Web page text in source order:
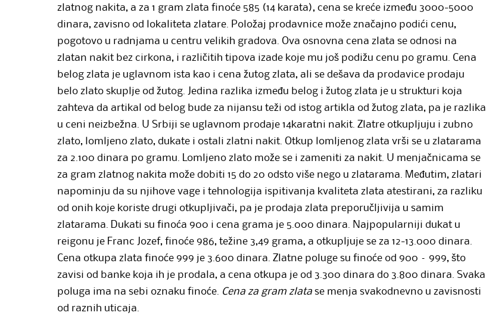
zlatnog nakita, a za 1 gram zlata finoće 585 (14 karata), cena se kreće između 3000-5000
dinara, zavisno od lokaliteta zlatare. Položaj prodavnice može značajno podići cenu,
pogotovo u radnjama u centru velikih gradova. Ova osnovna cena zlata se odnosi na
zlatan nakit bez cirkona, i različitih tipova izade koje mu još podižu cenu po gramu. Cena
belog zlata je uglavnom ista kao i cena žutog zlata, ali se dešava da prodavice prodaju
belo zlato skuplje od žutog. Jedina razlika između belog i žutog zlata je u strukturi koja
zahteva da artikal od belog bude za nijansu teži od istog artikla od žutog zlata, pa je razlika
u ceni neizbežna. U Srbiji se uglavnom prodaje 14karatni nakit. Zlatre otkupljuju i zubno
zlato, lomljeno zlato, dukate i ostali zlatni nakit. Otkup lomljenog zlata vrši se u zlatarama
za 2.100 dinara po gramu. Lomljeno zlato može se i zameniti za nakit. U menjačnicama se
za gram zlatnog nakita može dobiti 15 do 20 odsto više nego u zlatarama. Međutim, zlatari
napominju da su njihove vage i tehnologija ispitivanja kvaliteta zlata atestirani, za razliku
od onih koje koriste drugi otkupljivači, pa je prodaja zlata preporučljivija u samim
zlatarama. Dukati su finoća 900 i cena grama je 5.000 dinara. Najpopularniji dukat u
reigonu je Franc Jozef, finoće 986, težine 3,49 grama, a otkupljuje se za 12-13.000 dinara.
Cena otkupa zlata finoće 999 je 3.600 dinara. Zlatne poluge su finoće od 900 – 999, što
zavisi od banke koja ih je prodala, a cena otkupa je od 3.300 dinara do 3.800 dinara. Svaka
poluga ima na sebi oznaku finoće. Cena za gram zlata se menja svakodnevno u zavisnosti
od raznih uticaja.